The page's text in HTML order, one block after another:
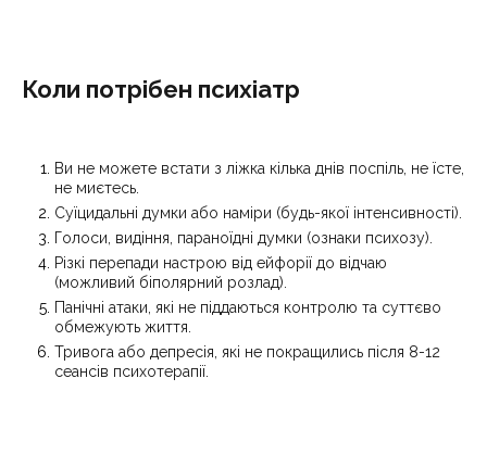
Коли потрібен психіатр
Ви не можете встати з ліжка кілька днів поспіль, не їсте,
не миєтесь.
Суїцидальні думки або наміри (будь-якої інтенсивності).
Голоси, видіння, параноїдні думки (ознаки психозу).
Різкі перепади настрою від ейфорії до відчаю
(можливий біполярний розлад).
Панічні атаки, які не піддаються контролю та суттєво
обмежують життя.
Тривога або депресія, які не покращились після 8-12
сеансів психотерапії.